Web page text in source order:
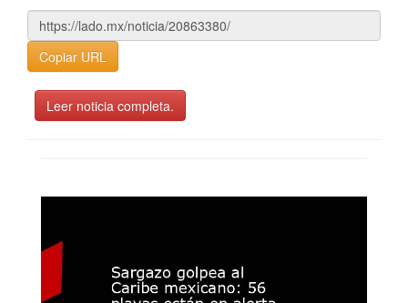
Copiar URL
Leer noticia completa.